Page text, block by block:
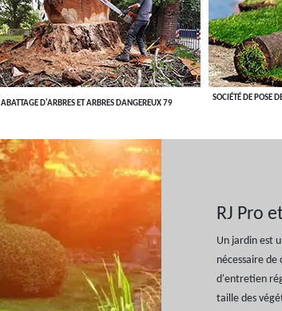
ABATTAGE D'ARBRES ET ARBRES DANGEREUX 79
SOCIÉTÉ DE POSE
RJ Pro
Un jardin est
nécessaire
d'entretien
taille des